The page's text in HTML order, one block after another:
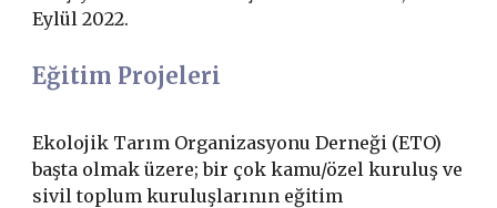
Eylül 2022.
Eğitim Projeleri
Ekolojik Tarım Organizasyonu Derneği (ETO)
başta olmak üzere; bir çok kamu/özel kuruluş ve
sivil toplum kuruluşlarının eğitim